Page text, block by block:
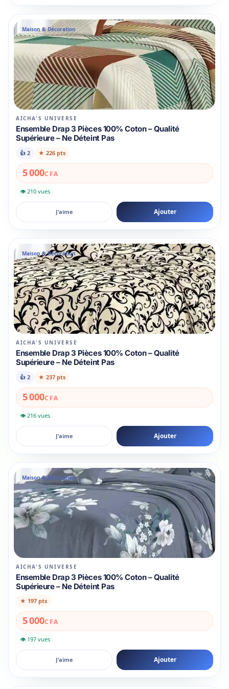
Maison & Décoration
AICHA'S UNIVERSE
Ensemble Drap 3 Pièces 100% Coton – Qualité
Supérieure – Ne Déteint Pas
👍 2 ★ 226 pts
5 000CFA
👁 210 vues
J’aime Ajouter
Maison & Décoration
AICHA'S UNIVERSE
Ensemble Drap 3 Pièces 100% Coton – Qualité
Supérieure – Ne Déteint Pas
👍 2 ★ 237 pts
5 000CFA
👁 216 vues
J’aime Ajouter
Maison & Décoration
AICHA'S UNIVERSE
Ensemble Drap 3 Pièces 100% Coton – Qualité
Supérieure – Ne Déteint Pas
★ 197 pts
5 000CFA
👁 197 vues
J’aime Ajouter